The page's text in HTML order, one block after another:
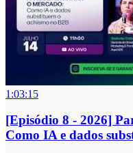
1:03:15
[Episódio 8 - 2026]
Como IA e dados